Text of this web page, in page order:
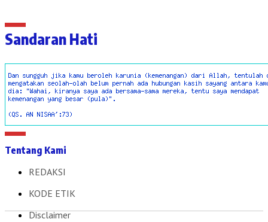
Sandaran Hati
Tentang Kami
REDAKSI
KODE ETIK
Disclaimer